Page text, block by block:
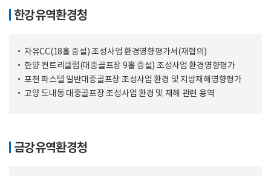
한강유역환경청
자유CC(18홀 증설) 조성사업 환경영향평가서(재협의)
한양 컨트리클럽(대중골프장 9홀 증설) 조성사업 환경영향평가
포천 파스텔 일반대중골프장 조성사업 환경 및 지방재해영향평가
고양 도내동 대중골프장 조성사업 환경 및 재해 관련 용역
금강유역환경청